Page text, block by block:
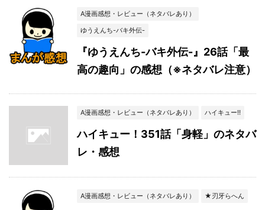
A漫画感想・レビュー（ネタバレあり）
ゆうえんち-バキ外伝-
『ゆうえんち-バキ外伝-』26話「最
高の趣向」の感想（※ネタバレ注意）
A漫画感想・レビュー（ネタバレあり） ハイキュー!!
ハイキュー！351話「身軽」のネタバ
レ・感想
A漫画感想・レビュー（ネタバレあり） ★刃牙らへん